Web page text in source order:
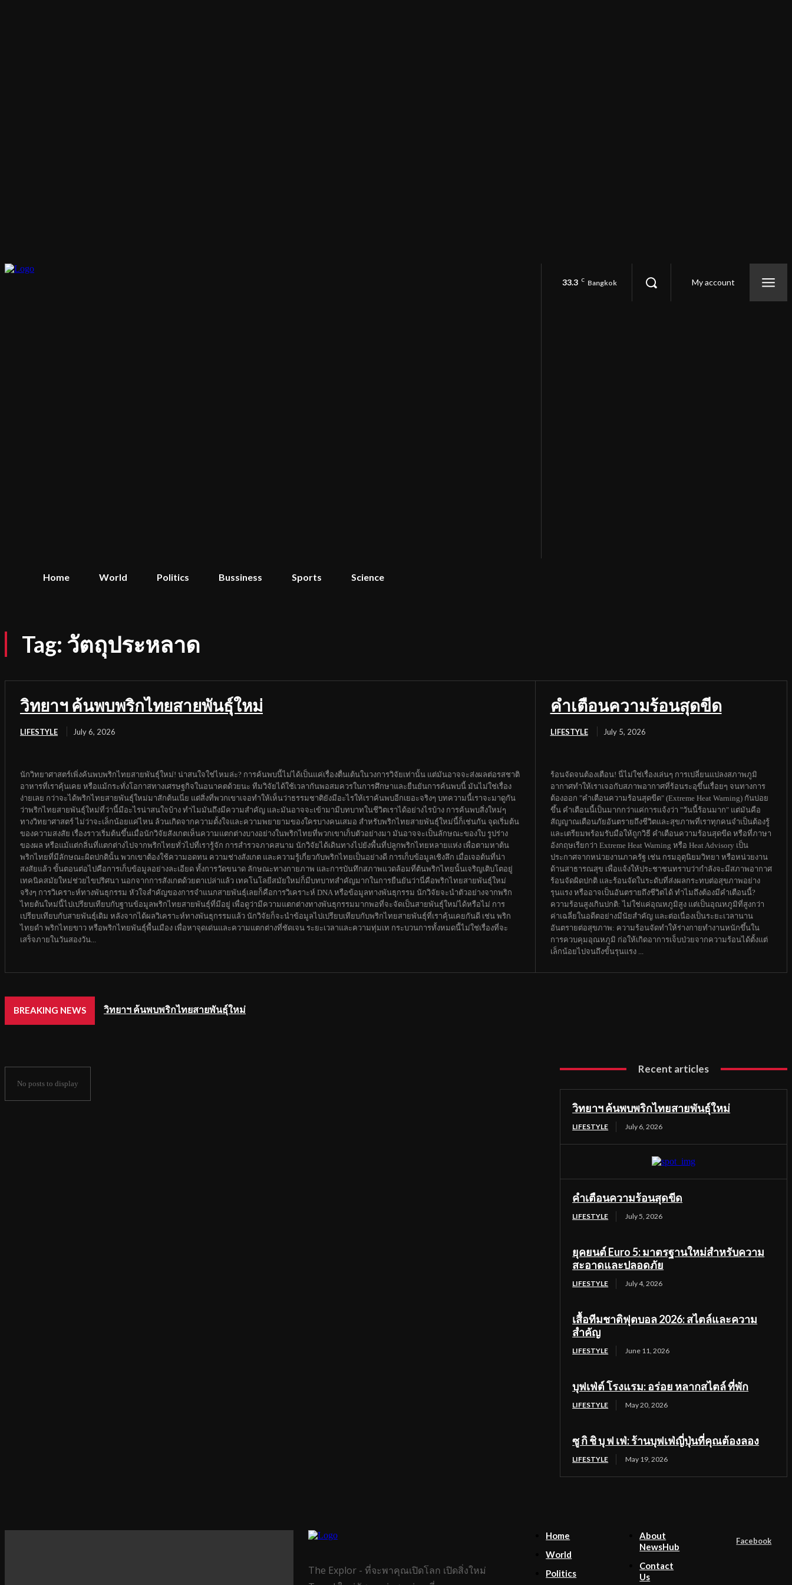
33.3 C Bangkok My account
Home World Politics Bussiness Sports Science
Tag: วัตถุประหลาด
วิทยาฯ ค้นพบพริกไทยสายพันธุ์ใหม่
LIFESTYLE July 6, 2026
นักวิทยาศาสตร์เพิ่งค้นพบพริกไทยสายพันธุ์ใหม่! น่าสนใจใช่ไหมล่ะ? การค้นพบนี้ไม่ได้เป็นแค่เรื่องตื่นเต้นในวงการวิจัยเท่านั้น แต่มันอาจจะส่งผลต่อรสชาติ
อาหารที่เราคุ้นเคย หรือแม้กระทั่งโอกาสทางเศรษฐกิจในอนาคตด้วยนะ ทีมวิจัยได้ใช้เวลากันพอสมควรในการศึกษาและยืนยันการค้นพบนี้ มันไม่ใช่เรื่อง
ง่ายเลย กว่าจะได้พริกไทยสายพันธุ์ใหม่มาสักต้นเนี่ย แต่สิ่งที่พวกเขาเจอทำให้เห็นว่าธรรมชาติยังมีอะไรให้เราค้นพบอีกเยอะจริงๆ บทความนี้เราจะมาดูกัน
ว่าพริกไทยสายพันธุ์ใหม่ที่ว่านี้มีอะไรน่าสนใจบ้าง ทำไมมันถึงมีความสำคัญ และมันอาจจะเข้ามามีบทบาทในชีวิตเราได้อย่างไรบ้าง การค้นพบสิ่งใหม่ๆ
ทางวิทยาศาสตร์ ไม่ว่าจะเล็กน้อยแค่ไหน ล้วนเกิดจากความตั้งใจและความพยายามของใครบางคนเสมอ สำหรับพริกไทยสายพันธุ์ใหม่นี้ก็เช่นกัน จุดเริ่มต้น
ของความสงสัย เรื่องราวเริ่มต้นขึ้นเมื่อนักวิจัยสังเกตเห็นความแตกต่างบางอย่างในพริกไทยที่พวกเขาเก็บตัวอย่างมา มันอาจจะเป็นลักษณะของใบ รูปร่าง
ของผล หรือแม้แต่กลิ่นที่แตกต่างไปจากพริกไทยทั่วไปที่เรารู้จัก การสำรวจภาคสนาม นักวิจัยได้เดินทางไปยังพื้นที่ปลูกพริกไทยหลายแห่ง เพื่อตามหาต้น
พริกไทยที่มีลักษณะผิดปกตินั้น พวกเขาต้องใช้ความอดทน ความช่างสังเกต และความรู้เกี่ยวกับพริกไทยเป็นอย่างดี การเก็บข้อมูลเชิงลึก เมื่อเจอต้นที่น่า
สงสัยแล้ว ขั้นตอนต่อไปคือการเก็บข้อมูลอย่างละเอียด ทั้งการวัดขนาด ลักษณะทางกายภาพ และการบันทึกสภาพแวดล้อมที่ต้นพริกไทยนั้นเจริญเติบโตอยู่
เทคนิคสมัยใหม่ช่วยไขปริศนา นอกจากการสังเกตด้วยตาเปล่าแล้ว เทคโนโลยีสมัยใหม่ก็มีบทบาทสำคัญมากในการยืนยันว่านี่คือพริกไทยสายพันธุ์ใหม่
จริงๆ การวิเคราะห์ทางพันธุกรรม หัวใจสำคัญของการจำแนกสายพันธุ์เลยก็คือการวิเคราะห์ DNA หรือข้อมูลทางพันธุกรรม นักวิจัยจะนำตัวอย่างจากพริก
ไทยต้นใหม่นี้ไปเปรียบเทียบกับฐานข้อมูลพริกไทยสายพันธุ์ที่มีอยู่ เพื่อดูว่ามีความแตกต่างทางพันธุกรรมมากพอที่จะจัดเป็นสายพันธุ์ใหม่ได้หรือไม่ การ
เปรียบเทียบกับสายพันธุ์เดิม หลังจากได้ผลวิเคราะห์ทางพันธุกรรมแล้ว นักวิจัยก็จะนำข้อมูลไปเปรียบเทียบกับพริกไทยสายพันธุ์ที่เราคุ้นเคยกันดี เช่น พริก
ไทยดำ พริกไทยขาว หรือพริกไทยพันธุ์พื้นเมือง เพื่อหาจุดเด่นและความแตกต่างที่ชัดเจน ระยะเวลาและความทุ่มเท กระบวนการทั้งหมดนี้ไม่ใช่เรื่องที่จะ
เสร็จภายในวันสองวัน...
คำเตือนความร้อนสุดขีด
LIFESTYLE July 5, 2026
ร้อนจัดจนต้องเตือน! นี่ไม่ใช่เรื่องเล่นๆ การเปลี่ยนแปลงสภาพภูมิ
อากาศทำให้เราเจอกับสภาพอากาศที่ร้อนระอุขึ้นเรื่อยๆ จนทางการ
ต้องออก "คำเตือนความร้อนสุดขีด" (Extreme Heat Warning) กันบ่อย
ขึ้น คำเตือนนี้เป็นมากกว่าแค่การแจ้งว่า "วันนี้ร้อนมาก" แต่มันคือ
สัญญาณเตือนภัยอันตรายถึงชีวิตและสุขภาพที่เราทุกคนจำเป็นต้องรู้
และเตรียมพร้อมรับมือให้ถูกวิธี คำเตือนความร้อนสุดขีด หรือที่ภาษา
อังกฤษเรียกว่า Extreme Heat Warning หรือ Heat Advisory เป็น
ประกาศจากหน่วยงานภาครัฐ เช่น กรมอุตุนิยมวิทยา หรือหน่วยงาน
ด้านสาธารณสุข เพื่อแจ้งให้ประชาชนทราบว่ากำลังจะมีสภาพอากาศ
ร้อนจัดผิดปกติ และร้อนจัดในระดับที่ส่งผลกระทบต่อสุขภาพอย่าง
รุนแรง หรืออาจเป็นอันตรายถึงชีวิตได้ ทำไมถึงต้องมีคำเตือนนี้?
ความร้อนสูงเกินปกติ: ไม่ใช่แค่อุณหภูมิสูง แต่เป็นอุณหภูมิที่สูงกว่า
ค่าเฉลี่ยในอดีตอย่างมีนัยสำคัญ และต่อเนื่องเป็นระยะเวลานาน
อันตรายต่อสุขภาพ: ความร้อนจัดทำให้ร่างกายทำงานหนักขึ้นใน
การควบคุมอุณหภูมิ ก่อให้เกิดอาการเจ็บป่วยจากความร้อนได้ตั้งแต่
เล็กน้อยไปจนถึงขั้นรุนแรง ...
BREAKING NEWS วิทยาฯ ค้นพบพริกไทยสายพันธุ์ใหม่
No posts to display
Recent articles
วิทยาฯ ค้นพบพริกไทยสายพันธุ์ใหม่
LIFESTYLE July 6, 2026
คำเตือนความร้อนสุดขีด
LIFESTYLE July 5, 2026
ยุคยนต์ Euro 5: มาตรฐานใหม่สำหรับความ
สะอาดและปลอดภัย
LIFESTYLE July 4, 2026
เสื้อทีมชาติฟุตบอล 2026: สไตล์และความ
สำคัญ
LIFESTYLE June 11, 2026
บุฟเฟ่ต์ โรงแรม: อร่อย หลากสไตล์ ที่พัก
LIFESTYLE May 20, 2026
ซู กิ ชิ บุ ฟ เฟ่: ร้านบุฟเฟ่ญี่ปุ่นที่คุณต้องลอง
LIFESTYLE May 19, 2026
The Explor - ที่จะพาคุณเปิดโลก เปิดสิ่งใหม่
Home
World
Politics
About
NewsHub
Contact
Us
Facebook